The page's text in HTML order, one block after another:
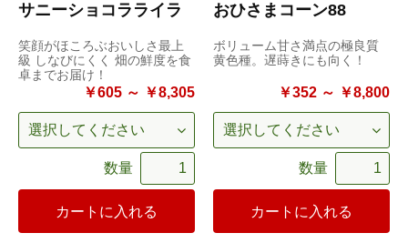
サニーショコラライラ
笑顔がほころぶおいしさ最上
級 しなびにくく 畑の鮮度を食
卓までお届け！
￥605 ～ ￥8,305
数量
カートに入れる
おひさまコーン88
ボリューム甘さ満点の極良質
黄色種。遅蒔きにも向く！
￥352 ～ ￥8,800
数量
カートに入れる